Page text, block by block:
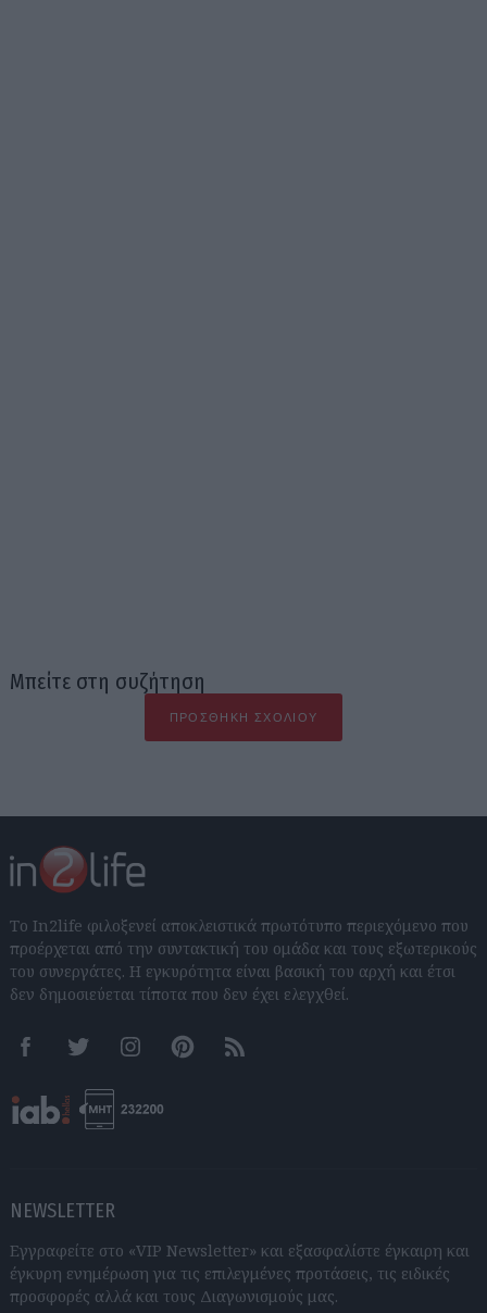
Μπείτε στη συζήτηση
ΠΡΟΣΘΉΚΗ ΣΧΟΛΊΟΥ
Το In2life φιλοξενεί αποκλειστικά πρωτότυπο περιεχόμενο που
προέρχεται από την συντακτική του ομάδα και τους εξωτερικούς
του συνεργάτες. Η εγκυρότητα είναι βασική του αρχή και έτσι
δεν δημοσιεύεται τίποτα που δεν έχει ελεγχθεί.
FacebookTwitter InstagramPinterestRSS feeds
NEWSLETTER
Εγγραφείτε στο «VIP Newsletter» και εξασφαλίστε έγκαιρη και
έγκυρη ενημέρωση για τις επιλεγμένες προτάσεις, τις ειδικές
προσφορές αλλά και τους Διαγωνισμούς μας.